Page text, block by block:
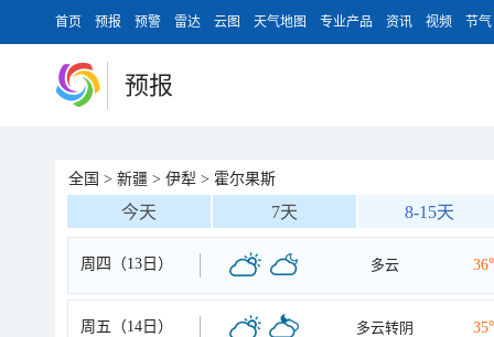
首页 预报 预警 雷达 云图 天气地图 专业产品 资讯 视频 节气
预报
全国 > 新疆 > 伊犁 > 霍尔果斯
今天 7天 8-15天
周四（13日） 多云
周五（14日） 多云转阴